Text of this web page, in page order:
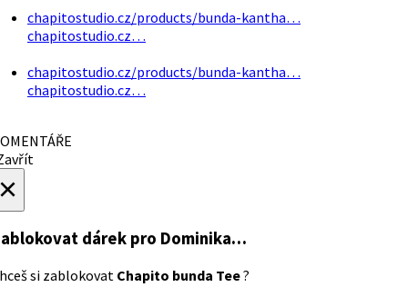
chapitostudio.cz/products/bunda-kantha…
chapitostudio.cz…
chapitostudio.cz/products/bunda-kantha…
chapitostudio.cz…
dárek pro Dominika…
si zablokovat Chapito bunda Tee?